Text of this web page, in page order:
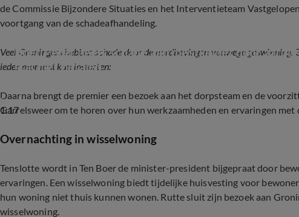
de Commissie Bijzondere Situaties en het Interventieteam
voortgang van de schadeafhandeling.
Veel Groningers hebben schade door de aardbevingen vanwege
ieder moment kan instorten:
1:17
Boer Peter heeft schade aan mestkelder door
stal niet betalen
Daarna brengt de premier een bezoek aan het dorpsteam en de
Garrelsweer om te horen over hun werkzaamheden en ervaringen
Overnachting in wisselwoning
Tenslotte wordt in Ten Boer de minister-president bijgepraat door
ervaringen. Een wisselwoning biedt tijdelijke huisvesting voor
hun woning niet thuis kunnen wonen. Rutte sluit zijn bezoek aan
wisselwoning.